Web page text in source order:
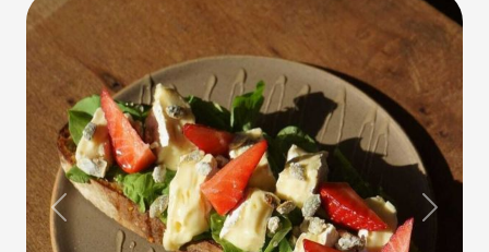
Previous Next